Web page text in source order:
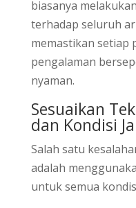
biasanya
terhadap seluruh
memastikan setiap
pengalaman
nyaman.
Sesuaikan
dan Kondisi
Salah satu
adalah
untuk semua